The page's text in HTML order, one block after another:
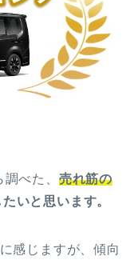
べた、 売れ筋の
いと思います。
感じますが、傾向